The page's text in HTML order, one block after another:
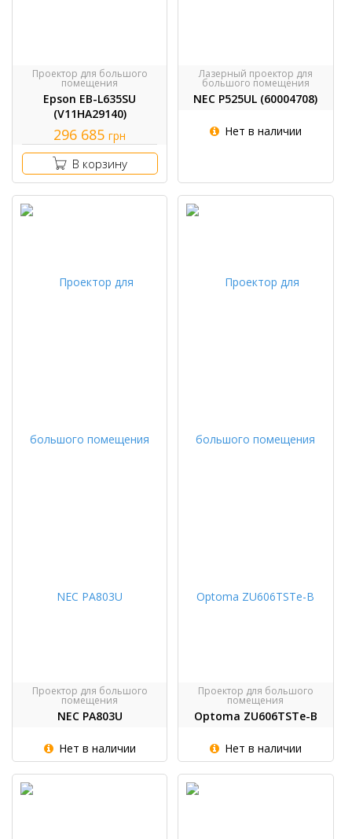
Проектор для большого
помещения
Epson EB-L635SU
(V11HA29140)
296 685 грн
В корзину
Лазерный проектор для
большого помещения
NEC P525UL (60004708)
Нет в наличии
Проектор для большого
помещения
NEC PA803U
Нет в наличии
Проектор для большого
помещения
Optoma ZU606TSTe-B
Нет в наличии